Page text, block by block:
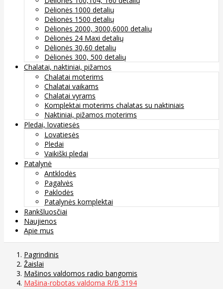
Dėlionės 1000 detalių
Dėlionės 1500 detalių
Dėlionės 2000, 3000,6000 detalių
Dėlionės 24 Maxi detalių
Dėlionės 30,60 detalių
Dėlionės 300, 500 detalių
Chalatai, naktiniai, pižamos
Chalatai moterims
Chalatai vaikams
Chalatai vyrams
Komplektai moterims chalatas su naktiniais
Naktiniai, pižamos moterims
Pledai, lovatiesės
Lovatiesės
Pledai
Vaikiški pledai
Patalynė
Antklodės
Pagalvės
Paklodės
Patalynės komplektai
Rankšluosčiai
Naujienos
Apie mus
Pagrindinis
Žaislai
Mašinos valdomos radio bangomis
Mašina-robotas valdoma R/B 3194